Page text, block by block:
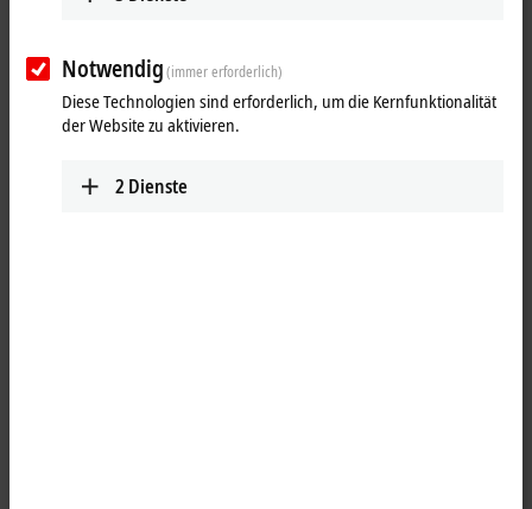
Notwendig(immer erforderlich)
Diese Technologien sind erforderlich, um die Kernfunktionalität
der Website zu aktivieren.
2 Dienste